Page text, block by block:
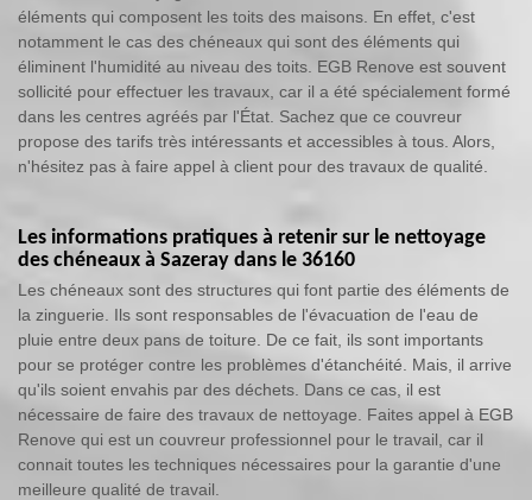
éléments qui composent les toits des maisons. En effet, c'est
notamment le cas des chéneaux qui sont des éléments qui
éliminent l'humidité au niveau des toits. EGB Renove est souvent
sollicité pour effectuer les travaux, car il a été spécialement formé
dans les centres agréés par l'État. Sachez que ce couvreur
propose des tarifs très intéressants et accessibles à tous. Alors,
n'hésitez pas à faire appel à client pour des travaux de qualité.
Les informations pratiques à retenir sur le nettoyage
des chéneaux à Sazeray dans le 36160
Les chéneaux sont des structures qui font partie des éléments de
la zinguerie. Ils sont responsables de l'évacuation de l'eau de
pluie entre deux pans de toiture. De ce fait, ils sont importants
pour se protéger contre les problèmes d'étanchéité. Mais, il arrive
qu'ils soient envahis par des déchets. Dans ce cas, il est
nécessaire de faire des travaux de nettoyage. Faites appel à EGB
Renove qui est un couvreur professionnel pour le travail, car il
connait toutes les techniques nécessaires pour la garantie d'une
meilleure qualité de travail.